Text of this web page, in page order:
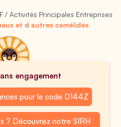
/ Activités Principales Entreprises
et d autres camélidés
engagement
pour le code 0144Z
? Découvrez notre SIRH